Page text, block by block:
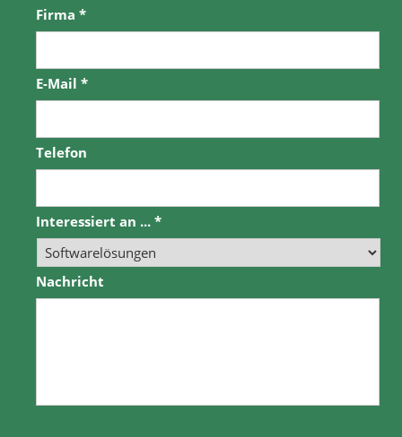
Firma *
E-Mail *
Telefon
Interessiert an ... *
Nachricht